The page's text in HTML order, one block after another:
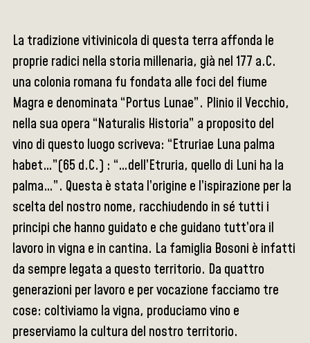
La tradizione vitivinicola di questa terra affonda le
proprie radici nella storia millenaria, già nel 177 a.C.
una colonia romana fu fondata alle foci del fiume
Magra e denominata “Portus Lunae”. Plinio il Vecchio,
nella sua opera “Naturalis Historia” a proposito del
vino di questo luogo scriveva: “Etruriae Luna palma
habet…”(65 d.C.) : “…dell’Etruria, quello di Luni ha la
palma…”. Questa è stata l’origine e l’ispirazione per la
scelta del nostro nome, racchiudendo in sé tutti i
principi che hanno guidato e che guidano tutt’ora il
lavoro in vigna e in cantina. La famiglia Bosoni è infatti
da sempre legata a questo territorio. Da quattro
generazioni per lavoro e per vocazione facciamo tre
cose: coltiviamo la vigna, produciamo vino e
preserviamo la cultura del nostro territorio.